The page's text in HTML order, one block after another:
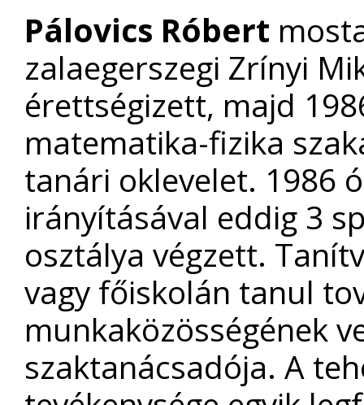
Pálovics Róbert
zalaegerszegi Zrínyi
érettségizett, majd
matematika-fizika
tanári oklevelet. 1986
irányításával eddig 3
osztálya végzett.
vagy főiskolán tanul
munkaközösségének
szaktanácsadója. A